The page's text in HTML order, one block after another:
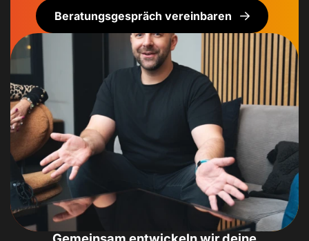
Beratungsgespräch vereinbaren